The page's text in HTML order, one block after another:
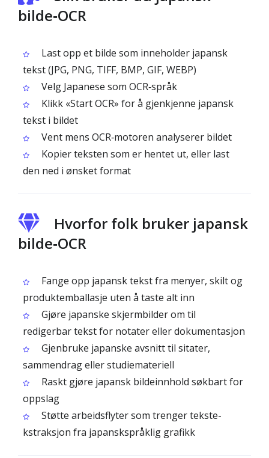
bilde‑OCR
Last opp et bilde som inneholder japansk
tekst (JPG, PNG, TIFF, BMP, GIF, WEBP)
Velg Japanese som OCR‑språk
Klikk «Start OCR» for å gjenkjenne japansk
tekst i bildet
Vent mens OCR‑motoren analyserer bildet
Kopier teksten som er hentet ut, eller last
den ned i ønsket format
Hvorfor folk bruker japansk
bilde‑OCR
Fange opp japansk tekst fra menyer, skilt og
produktemballasje uten å taste alt inn
Gjøre japanske skjermbilder om til
redigerbar tekst for notater eller dokumentasjon
Gjenbruke japanske avsnitt til sitater,
sammendrag eller studiemateriell
Raskt gjøre japansk bildeinnhold søkbart for
oppslag
Støtte arbeidsflyter som trenger tekste­
kstraksjon fra japanskspråklig grafikk